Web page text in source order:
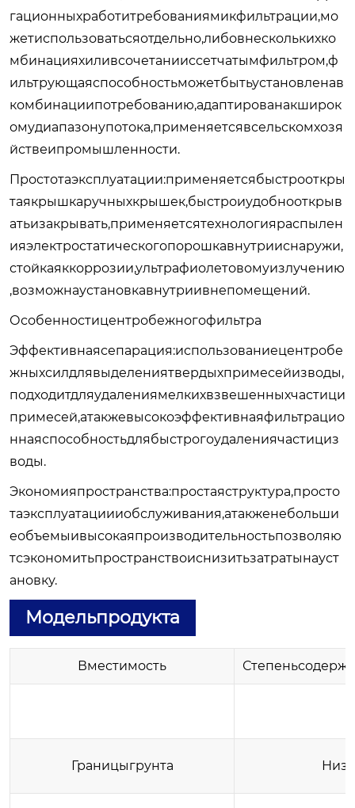
гационныхработитребованиямикфильтрации,мо
жетиспользоватьсяотдельно,либовнесколькихко
мбинацияхиливсочетанииссетчатымфильтром,ф
ильтрующаяспособностьможетбытьустановленав
комбинациипотребованию,адаптированакширок
омудиапазонупотока,применяетсявсельскомхозя
йствеипромышленности.
Простотаэксплуатации:применяетсябыстрооткры
таякрышкаручныхкрышек,быстроиудобнооткрыв
атьизакрывать,применяетсятехнологияраспылен
ияэлектростатическогопорошкавнутрииснаружи,
стойкаяккоррозии,ультрафиолетовомуизлучению
,возможнаустановкавнутриивнепомещений.
Особенностицентробежногофильтра
Эффективнаясепарация:использованиецентробе
жныхсилдлявыделениятвердыхпримесейизводы,
подходитдляудалениямелкихвзвешенныхчастици
примесей,атакжевысокоэффективнаяфильтрацио
ннаяспособностьдлябыстрогоудалениячастициз
воды.
Экономияпространства:простаяструктура,просто
таэксплуатациииобслуживания,атакженебольши
еобъемыивысокаяпроизводительностьпозволяю
тсэкономитьпространствоиснизитьзатратынауст
ановку.
Модельпродукта
Вместимость
Границыгрунта